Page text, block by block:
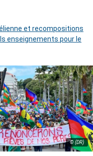
et recompositions
enseignements pour le
© (DR)